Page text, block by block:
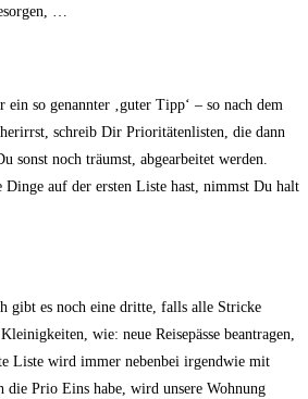
…
so genannter ‚guter Tipp‘ – so nach dem
schreib Dir Prioritätenlisten, die dann
sonst noch träumst, abgearbeitet werden.
auf der ersten Liste hast, nimmst Du halt
gibt es noch eine dritte, falls alle Stricke
wie: neue Reisepässe beantragen,
Liste wird immer nebenbei irgendwie mit
die Prio Eins habe, wird unsere Wohnung